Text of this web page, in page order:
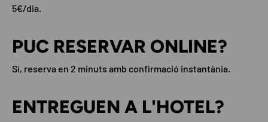
5€/dia.
PUC RESERVAR ONLINE?
Sí, reserva en 2 minuts amb confirmació instantània.
ENTREGUEN A L'HOTEL?